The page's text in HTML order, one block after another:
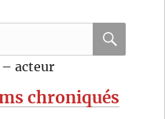
acteur
chroniqués